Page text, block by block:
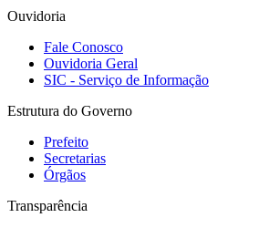
Ouvidoria
Fale Conosco
Ouvidoria Geral
SIC - Serviço de Informação
Estrutura do Governo
Prefeito
Secretarias
Órgãos
Transparência